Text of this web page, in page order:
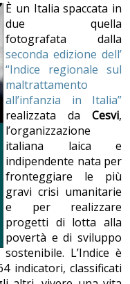
È un Italia spaccata in
due quella
fotografata dalla
seconda edizione dell’
“Indice regionale sul
maltrattamento
all’infanzia in Italia”
realizzata da Cesvi,
l’organizzazione
italiana laica e
indipendente nata per
fronteggiare le più
gravi crisi umanitarie
e per realizzare
progetti di lotta alla
povertà e di sviluppo
sostenibile. L’Indice è
indicatori, classificati